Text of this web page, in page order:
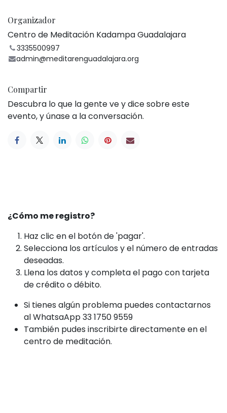
Organizador
Centro de Meditación Kadampa Guadalajara
3335500997
admin@meditarenguadalajara.org
Compartir
Descubra lo que la gente ve y dice sobre este
evento, y únase a la conversación.
¿Cómo me registro?
Haz clic en el botón de 'pagar'.
Selecciona los artículos y el número de entradas
deseadas.
Llena los datos y completa el pago con tarjeta
de crédito o débito.
Si tienes algún problema puedes contactarnos
al WhatsaApp 33 1750 9559
También pudes inscribirte directamente en el
centro de meditación.